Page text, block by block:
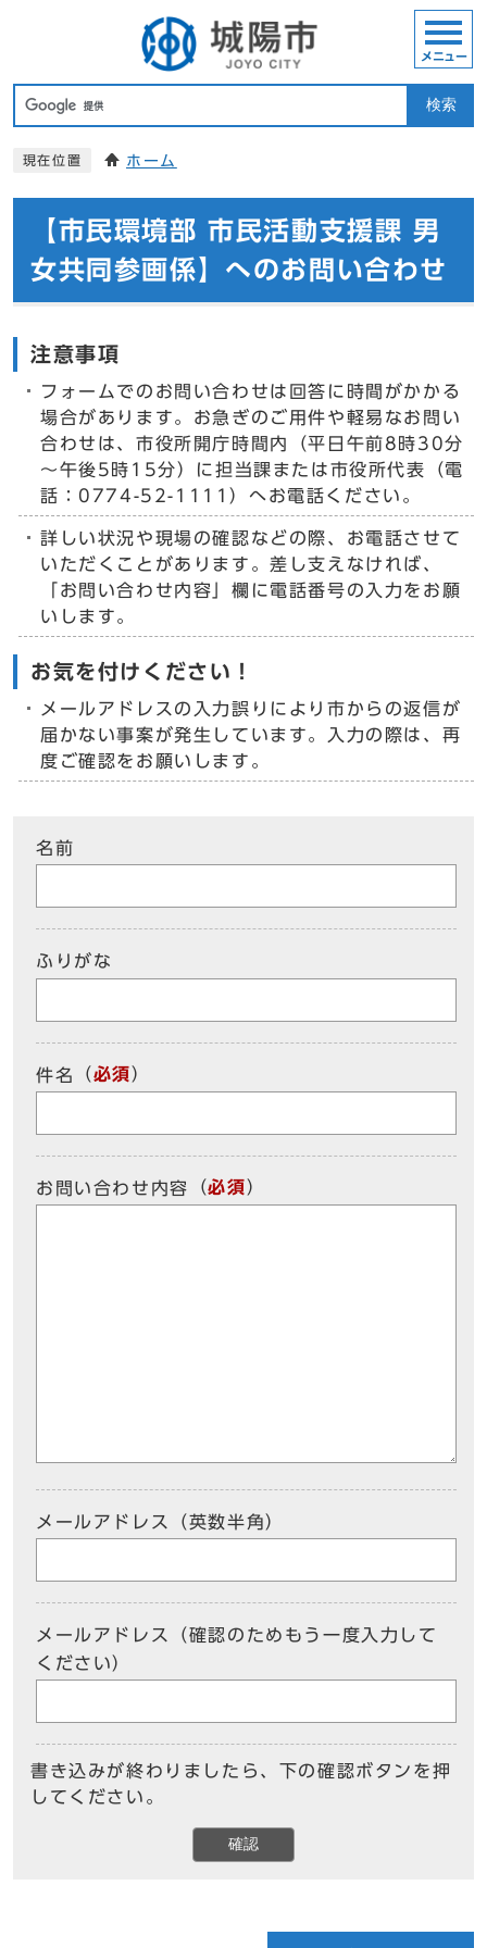
検索
メニュー
現在位置 ホーム
【市民環境部 市民活動支援課 男
女共同参画係】へのお問い合わせ
注意事項
フォームでのお問い合わせは回答に時間がかかる
場合があります。お急ぎのご用件や軽易なお問い
合わせは、市役所開庁時間内（平日午前8時30分
～午後5時15分）に担当課または市役所代表（電
話：0774-52-1111）へお電話ください。
詳しい状況や現場の確認などの際、お電話させて
いただくことがあります。差し支えなければ、
「お問い合わせ内容」欄に電話番号の入力をお願
いします。
お気を付けください！
メールアドレスの入力誤りにより市からの返信が
届かない事案が発生しています。入力の際は、再
度ご確認をお願いします。
名前
ふりがな
件名 （必須）
お問い合わせ内容 （必須）
メールアドレス（英数半角）
メールアドレス（確認のためもう一度入力して
ください）
書き込みが終わりましたら、下の確認ボタンを押
してください。
確認